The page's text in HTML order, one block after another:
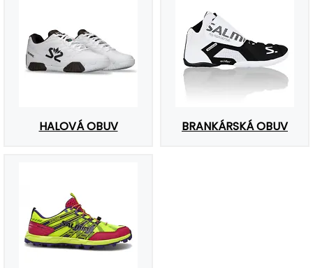
HALOVÁ OBUV BRANKÁRSKÁ OBUV